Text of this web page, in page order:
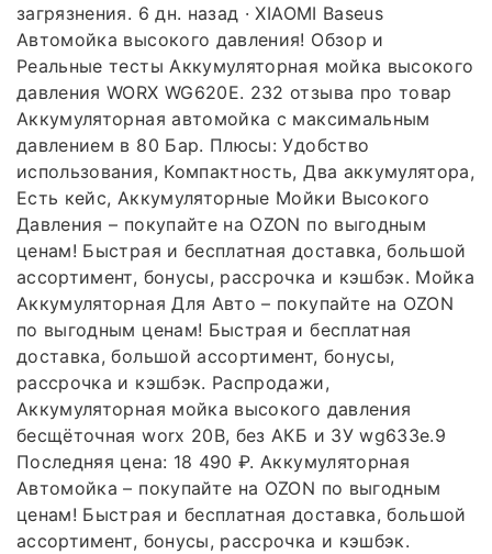
загрязнения. 6 дн. назад · XIAOMI Baseus
Автомойка высокого давления! Обзор и
Реальные тесты Аккумуляторная мойка высокого
давления WORX WG620E. 232 отзыва про товар
Аккумуляторная автомойка с максимальным
давлением в 80 Бар. Плюсы: Удобство
использования, Компактность, Два аккумулятора,
Есть кейс, Аккумуляторные Мойки Высокого
Давления – покупайте на OZON по выгодным
ценам! Быстрая и бесплатная доставка, большой
ассортимент, бонусы, рассрочка и кэшбэк. Мойка
Аккумуляторная Для Авто – покупайте на OZON
по выгодным ценам! Быстрая и бесплатная
доставка, большой ассортимент, бонусы,
рассрочка и кэшбэк. Распродажи,
Аккумуляторная мойка высокого давления
бесщёточная worx 20В, без АКБ и ЗУ wg633e.9
Последняя цена: 18 490 ₽. Аккумуляторная
Автомойка – покупайте на OZON по выгодным
ценам! Быстрая и бесплатная доставка, большой
ассортимент, бонусы, рассрочка и кэшбэк.